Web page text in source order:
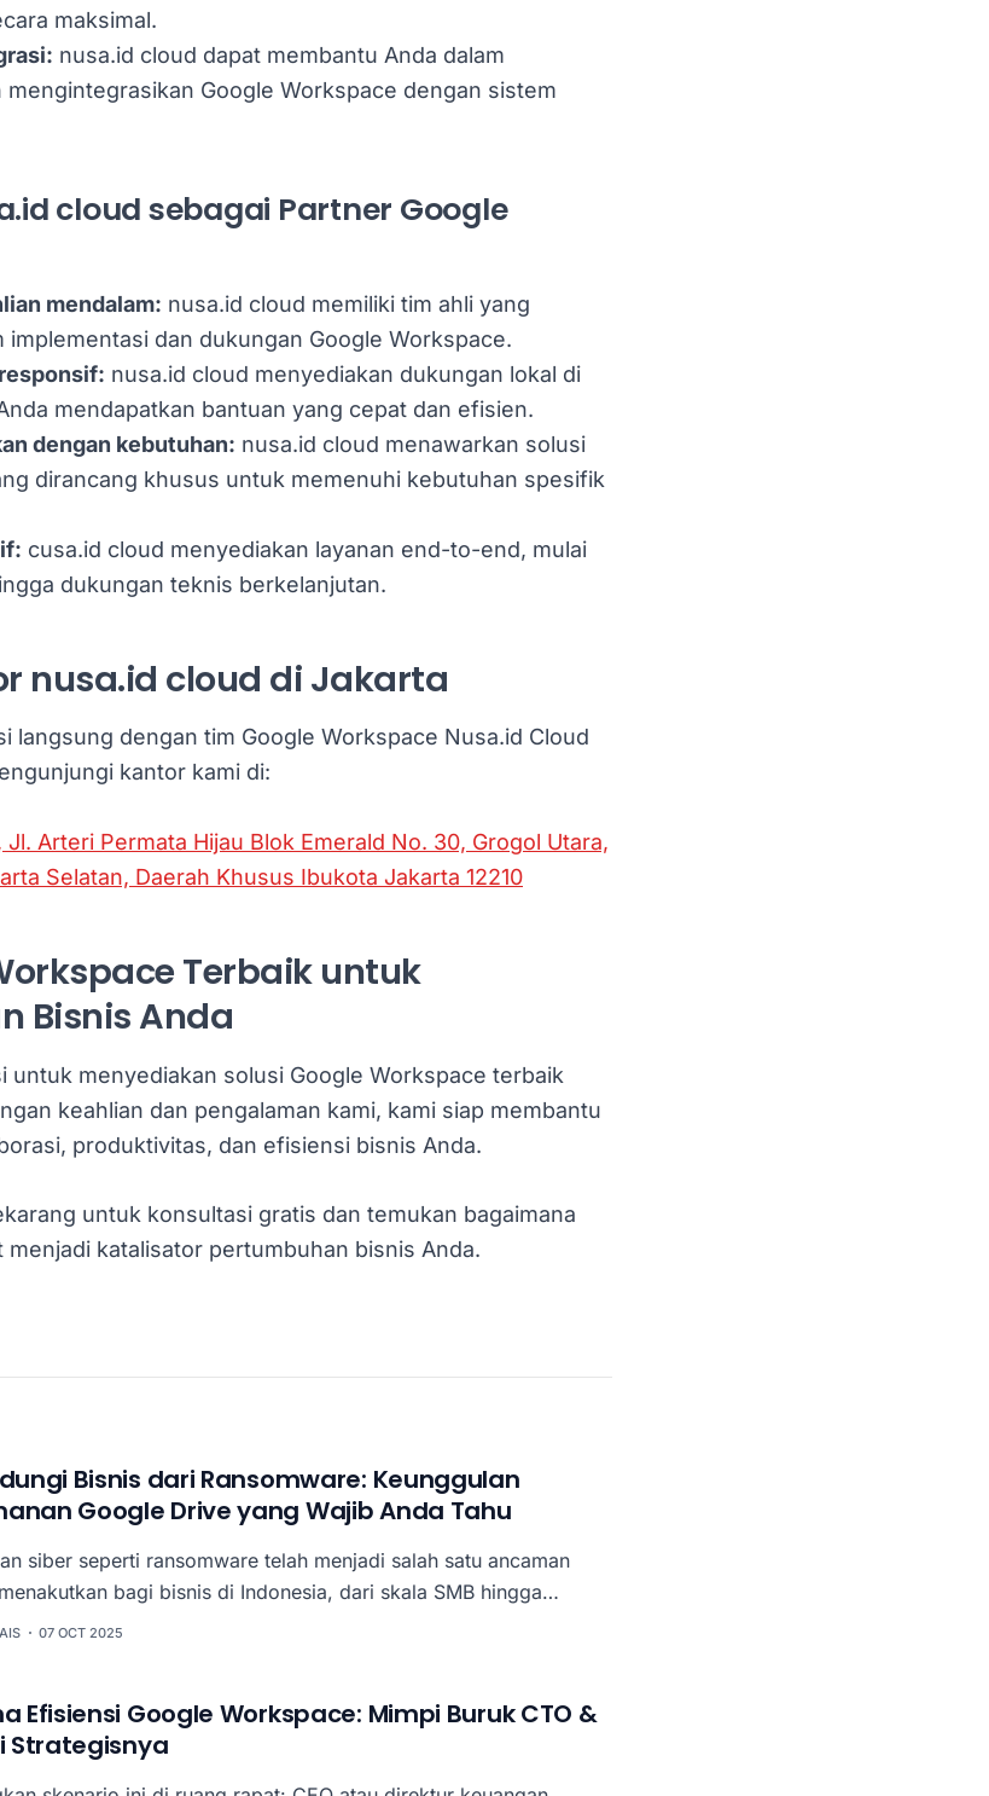
maksimal.
nusa.id cloud dapat membantu Anda dalam
Google Workspace dengan sistem
cloud sebagai Partner Google
mendalam: nusa.id cloud memiliki tim ahli yang
implementasi dan dukungan Google Workspace.
nusa.id cloud menyediakan dukungan lokal di
mendapatkan bantuan yang cepat dan efisien.
dengan kebutuhan: nusa.id cloud menawarkan solusi
dirancang khusus untuk memenuhi kebutuhan spesifik
cusa.id cloud menyediakan layanan end-to-end, mulai
dukungan teknis berkelanjutan.
nusa.id cloud di Jakarta
langsung dengan tim Google Workspace Nusa.id Cloud
kantor kami di:
Jl. Arteri Permata Hijau Blok Emerald No. 30, Grogol Utara,
Selatan, Daerah Khusus Ibukota Jakarta 12210
Terbaik untuk
Bisnis Anda
untuk menyediakan solusi Google Workspace terbaik
keahlian dan pengalaman kami, kami siap membantu
produktivitas, dan efisiensi bisnis Anda.
untuk konsultasi gratis dan temukan bagaimana
menjadi katalisator pertumbuhan bisnis Anda.
Bisnis dari Ransomware: Keunggulan
Google Drive yang Wajib Anda Tahu
siber seperti ransomware telah menjadi salah satu ancaman
bagi bisnis di Indonesia, dari skala SMB hingga
besar. Bayangkan skenario terburuk: seluruh data krusial
besar. Kerugiannya bukan hanya
07 OCT 2025
Efisiensi Google Workspace: Mimpi Buruk CTO &
Strategisnya